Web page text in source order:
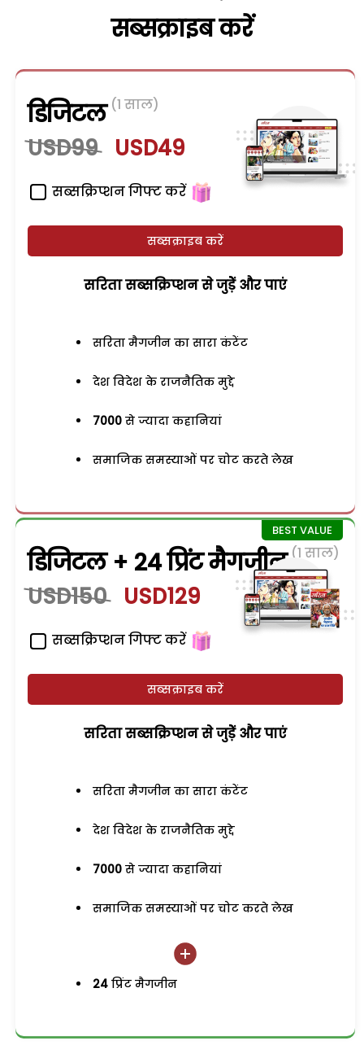
सब्सक्राइब करें
डिजिटल (1 साल)
USD99 USD49
सब्सक्रिप्शन गिफ्ट करें
सब्सक्राइब करें
सरिता सब्सक्रिप्शन से जुड़ेें और पाएं
सरिता मैगजीन का सारा कंटेंट
देश विदेश के राजनैतिक मुद्दे
7000 से ज्यादा कहानियां
समाजिक समस्याओं पर चोट करते लेख
डिजिटल + 24 प्रिंट मैगजीन (1 साल)
USD150 USD129
सब्सक्रिप्शन गिफ्ट करें
सब्सक्राइब करें
सरिता सब्सक्रिप्शन से जुड़ेें और पाएं
सरिता मैगजीन का सारा कंटेंट
देश विदेश के राजनैतिक मुद्दे
7000 से ज्यादा कहानियां
समाजिक समस्याओं पर चोट करते लेख
24 प्रिंट मैगजीन